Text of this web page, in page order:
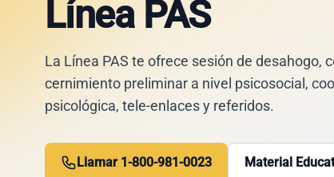
Línea PAS
La Línea PAS te ofrece sesión de desahogo,
cernimiento preliminar a nivel psicosocial,
psicológica, tele-enlaces y referidos.
Llamar 1-800-981-0023 Material